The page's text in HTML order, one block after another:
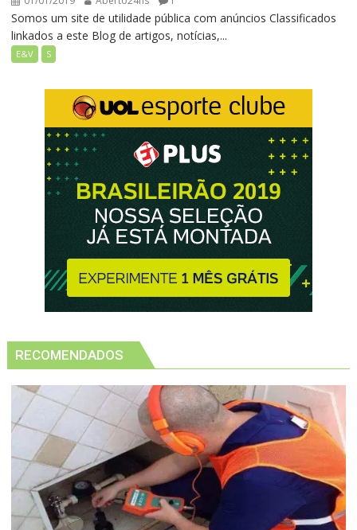
Somos um site de utilidade pública com anúncios Classificados
linkados a este Blog de artigos, notícias,...
E&V S
RECOMENDADOS